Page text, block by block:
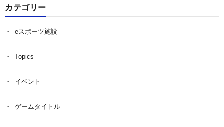
カテゴリー
eスポーツ施設
Topics
イベント
ゲームタイトル